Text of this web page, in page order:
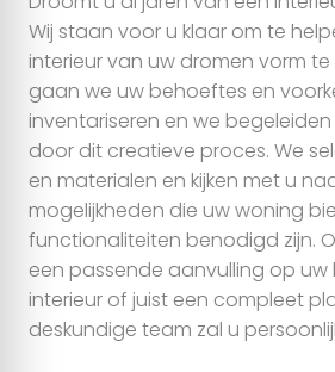
Alles toestaan
Aanpassen
Wij staan voor u klaar om te
interieur van uw dromen vorm
gaan we uw behoeftes en
inventariseren en we
door dit creatieve proces. We
en materialen en kijken met u
mogelijkheden die uw woning
functionaliteiten benodigd zijn.
een passende aanvulling op
interieur of juist een compleet
deskundige team zal u